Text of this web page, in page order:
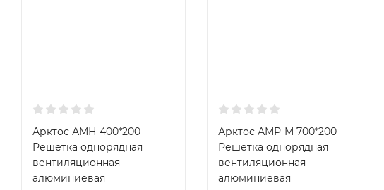
Арктос АМН 400*200
Решетка однорядная
вентиляционная
алюминиевая
Арктос АМР-М 700*200
Решетка однорядная
вентиляционная
алюминиевая